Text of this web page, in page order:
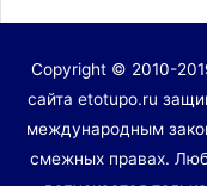
Copyright © 2010-
сайта etotupo.ru
международным
смежных правах.